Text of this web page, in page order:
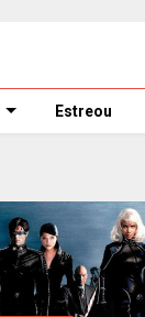
Estreou
Destaques